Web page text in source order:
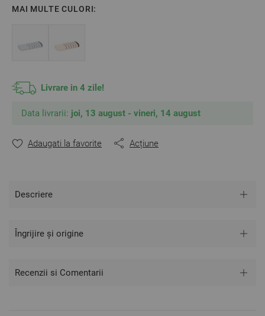
MAI MULTE CULORI:
Livrare in 4 zile!
Data livrarii: joi, 13 august - vineri, 14 august
Adaugati la favorite Acțiune
Descriere
Îngrijire și origine
Recenzii si Comentarii